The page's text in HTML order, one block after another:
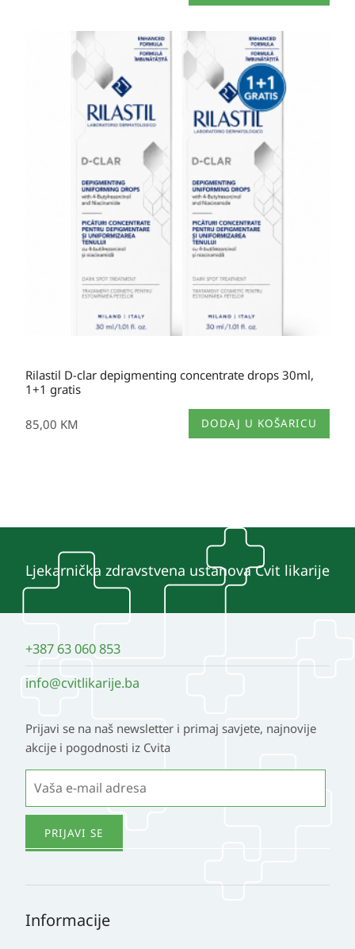
Rilastil D-clar depigmenting concentrate drops 30ml,
1+1 gratis
85,00 KM DODAJ U KOŠARICU
Ljekarnička zdravstvena ustanova Cvit likarije
+387 63 060 853
info@cvitlikarije.ba
Prijavi se na naš newsletter i primaj savjete, najnovije
akcije i pogodnosti iz Cvita
Informacije